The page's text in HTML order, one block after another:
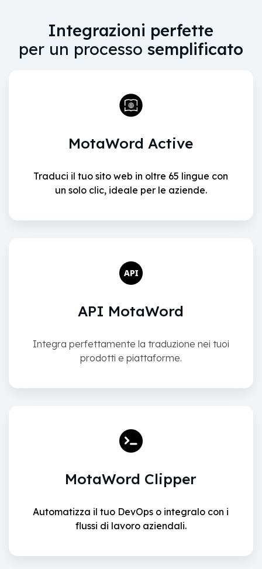
Integrazioni perfette
per un processo semplificato
MotaWord Active
Traduci il tuo sito web in oltre 65 lingue con
un solo clic, ideale per le aziende.
API MotaWord
Integra perfettamente la traduzione nei tuoi
prodotti e piattaforme.
MotaWord Clipper
Automatizza il tuo DevOps o integralo con i
flussi di lavoro aziendali.